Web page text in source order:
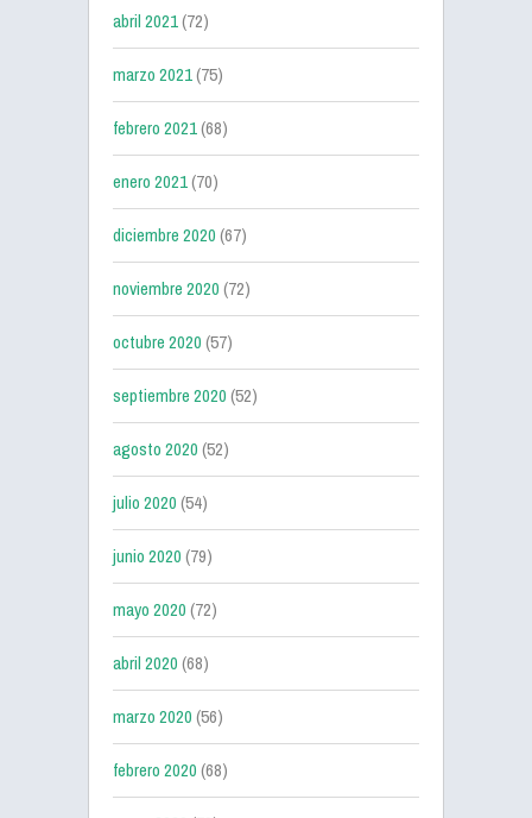
abril 2021(72)
marzo 2021(75)
febrero 2021(68)
enero 2021(70)
diciembre 2020(67)
noviembre 2020(72)
octubre 2020(57)
septiembre 2020(52)
agosto 2020(52)
julio 2020(54)
junio 2020(79)
mayo 2020(72)
abril 2020(68)
marzo 2020(56)
febrero 2020(68)